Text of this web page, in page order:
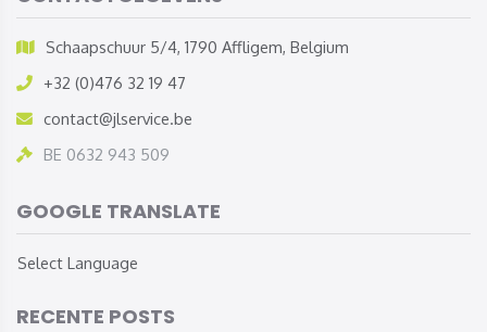
Schaapschuur 5/4, 1790 Affligem, Belgium
+32 (0)476 32 19 47
contact@jlservice.be
BE 0632 943 509
GOOGLE TRANSLATE
Select Language
RECENTE POSTS